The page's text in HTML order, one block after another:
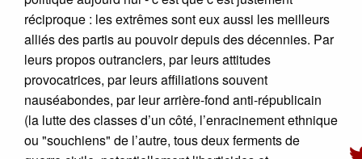
réciproque : les extrêmes sont eux aussi les meilleurs
alliés des partis au pouvoir depuis des décennies. Par
leurs propos outranciers, par leurs attitudes
provocatrices, par leurs affiliations souvent
nauséabondes, par leur arrière-fond anti-républicain
(la lutte des classes d’un côté, l’enracinement ethnique
ou "souchiens" de l’autre, tous deux ferments de